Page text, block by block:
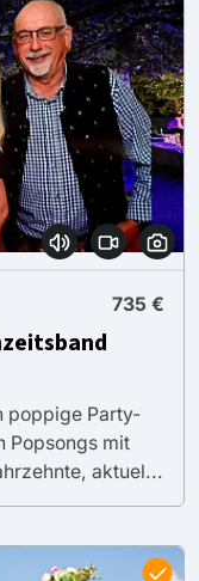
735 €
poppige Party-
Popsongs mit
aktuel...